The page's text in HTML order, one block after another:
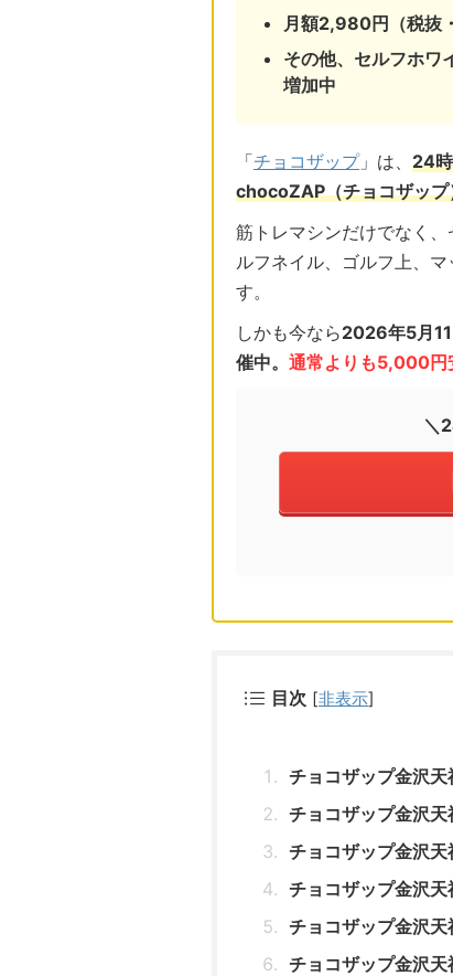
月額2,980円（税抜
その他、セルフホワ
増加中
「チョコザップ」は、 24
chocoZAP（チョコザップ
筋トレマシンだけでなく
ルフネイル、ゴルフ上、
す。
しかも今なら2026年5月
催中。 通常よりも5,000円
＼
目次 [非表示]
チョコザップ金沢天
チョコザップ金沢
チョコザップ金沢天
チョコザップ金沢
チョコザップ金沢
チョコザップ金沢